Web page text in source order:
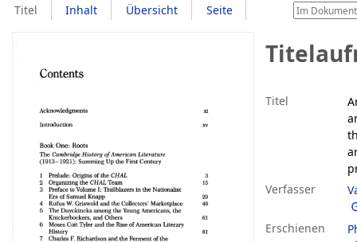
Titel Inhalt Übersicht Seite
Titel
Verfasser
Erschienen